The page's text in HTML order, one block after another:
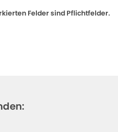
Felder sind Pflichtfelder.